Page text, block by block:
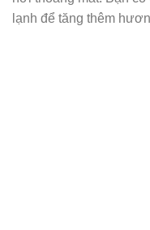
lạnh để tăng thêm